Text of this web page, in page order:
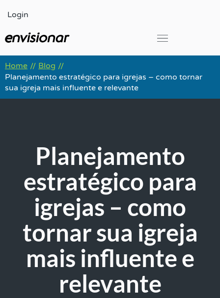
para
conteúdo
Login
Home // Blog //
Planejamento estratégico para igrejas – como tornar
sua igreja mais influente e relevante
Planejamento
estratégico para
igrejas – como
tornar sua igreja
mais influente e
relevante